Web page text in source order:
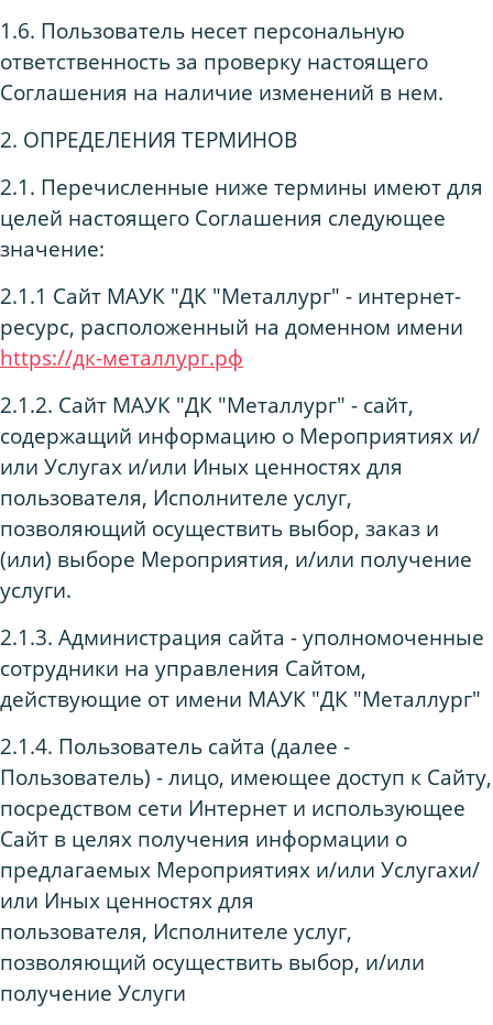
1.6. Пользователь несет персональную
ответственность за проверку настоящего
Соглашения на наличие изменений в нем.
2. ОПРЕДЕЛЕНИЯ ТЕРМИНОВ
2.1. Перечисленные ниже термины имеют для
целей настоящего Соглашения следующее
значение:
2.1.1 Сайт МАУК "ДК "Металлург" - интернет-
ресурс, расположенный на доменном имени
https://дк-металлург.рф
2.1.2. Сайт МАУК "ДК "Металлург" - сайт,
содержащий информацию о Мероприятиях и/
или Услугах и/или Иных ценностях для
пользователя, Исполнителе услуг,
позволяющий осуществить выбор, заказ и
(или) выборе Мероприятия, и/или получение
услуги.
2.1.3. Администрация сайта - уполномоченные
сотрудники на управления Сайтом,
действующие от имени МАУК "ДК "Металлург"
2.1.4. Пользователь сайта (далее -
Пользователь) - лицо, имеющее доступ к Сайту,
посредством сети Интернет и использующее
Сайт в целях получения информации о
предлагаемых Мероприятиях и/или Услугахи/
или Иных ценностях для
пользователя, Исполнителе услуг,
позволяющий осуществить выбор, и/или
получение Услуги